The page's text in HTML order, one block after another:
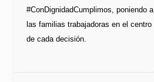
#ConDignidadCumplimos, poniendo a
las familias trabajadoras en el centro
de cada decisión.